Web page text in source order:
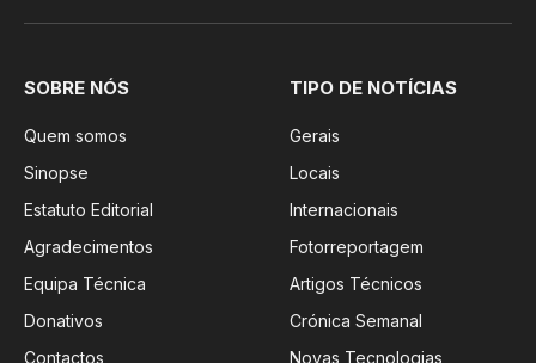
SOBRE NÓS
Quem somos
Sinopse
Estatuto Editorial
Agradecimentos
Equipa Técnica
Donativos
Contactos
TIPO DE NOTÍCIAS
Gerais
Locais
Internacionais
Fotorreportagem
Artigos Técnicos
Crónica Semanal
Novas Tecnologias